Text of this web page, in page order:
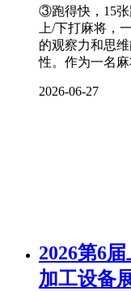
③跑得快，15张
上/下打麻将，
的观察力和思
性。作为一名
2026-06-27
2026第6
加工设备